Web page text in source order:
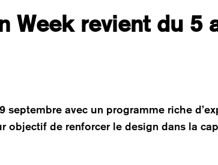
Week revient du 5
septembre avec un programme riche
objectif de renforcer le design dans la